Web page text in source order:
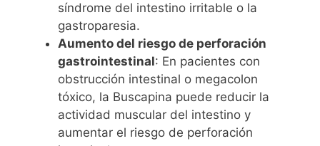
síndrome del intestino irritable o la
gastroparesia.
Aumento del riesgo de perforación
gastrointestinal: En pacientes con
obstrucción intestinal o megacolon
tóxico, la Buscapina puede reducir la
actividad muscular del intestino y
aumentar el riesgo de perforación